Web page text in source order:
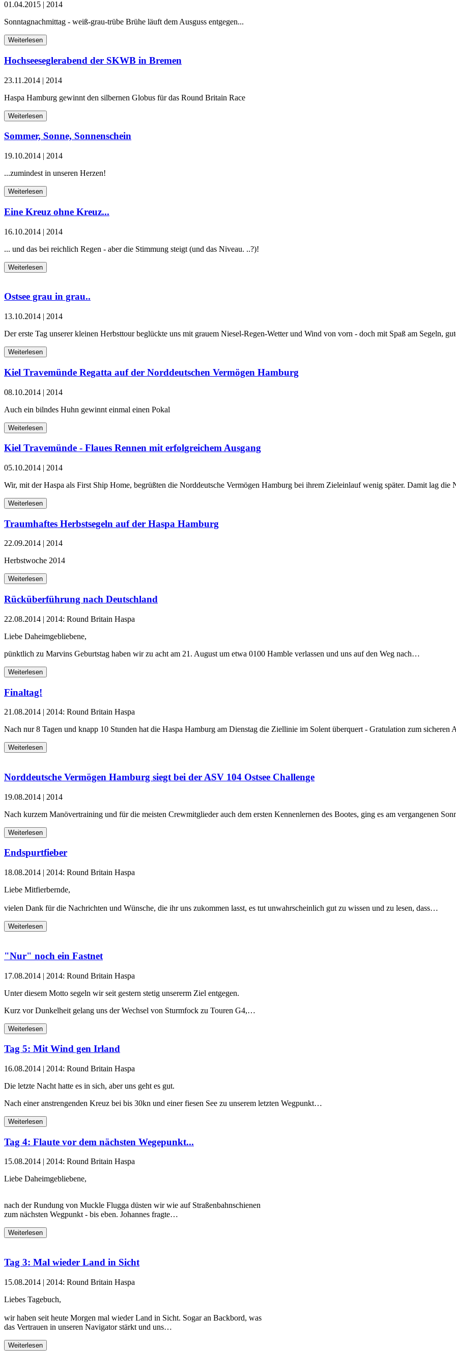
01.04.2015 | 2014
Sonntagnachmittag - weiß-grau-trübe Brühe läuft dem Ausguss entgegen...
Weiterlesen
Hochseeseglerabend der SKWB in Bremen
23.11.2014 | 2014
Haspa Hamburg gewinnt den silbernen Globus für das Round Britain Race
Weiterlesen
Sommer, Sonne, Sonnenschein
19.10.2014 | 2014
...zumindest in unseren Herzen!
Weiterlesen
Eine Kreuz ohne Kreuz...
16.10.2014 | 2014
... und das bei reichlich Regen - aber die Stimmung steigt (und das Niveau. ..?)!
Weiterlesen
Ostsee grau in grau..
13.10.2014 | 2014
Der erste Tag unserer kleinen Herbsttour beglückte uns mit grauem Niesel-Regen-Wetter und Wind von vorn - doch mit Spaß am Segeln,
Weiterlesen
Kiel Travemünde Regatta auf der Norddeutschen Vermögen Hamburg
08.10.2014 | 2014
Auch ein bilndes Huhn gewinnt einmal einen Pokal
Weiterlesen
Kiel Travemünde - Flaues Rennen mit erfolgreichem Ausgang
05.10.2014 | 2014
Wir, mit der Haspa als First Ship Home, begrüßten die Norddeutsche Vermögen Hamburg bei ihrem Zieleinlauf wenig später. Damit lag die
Weiterlesen
Traumhaftes Herbstsegeln auf der Haspa Hamburg
22.09.2014 | 2014
Herbstwoche 2014
Weiterlesen
Rücküberführung nach Deutschland
22.08.2014 | 2014: Round Britain Haspa
Liebe Daheimgebliebene,
pünktlich zu Marvins Geburtstag haben wir zu acht am 21. August um etwa 0100 Hamble verlassen und uns auf den Weg nach…
Weiterlesen
Finaltag!
21.08.2014 | 2014: Round Britain Haspa
Nach nur 8 Tagen und knapp 10 Stunden hat die Haspa Hamburg am Dienstag die Ziellinie im Solent überquert - Gratulation zum
Weiterlesen
Norddeutsche Vermögen Hamburg siegt bei der ASV 104 Ostsee Challenge
19.08.2014 | 2014
Nach kurzem Manövertraining und für die meisten Crewmitglieder auch dem ersten Kennenlernen des Bootes, ging es am vergangenen
Weiterlesen
Endspurtfieber
18.08.2014 | 2014: Round Britain Haspa
Liebe Mitfierbernde,
vielen Dank für die Nachrichten und Wünsche, die ihr uns zukommen lasst, es tut unwahrscheinlich gut zu wissen und zu lesen, dass…
Weiterlesen
"Nur" noch ein Fastnet
17.08.2014 | 2014: Round Britain Haspa
Unter diesem Motto segeln wir seit gestern stetig unsererm Ziel entgegen.
Kurz vor Dunkelheit gelang uns der Wechsel von Sturmfock zu Touren G4,…
Weiterlesen
Tag 5: Mit Wind gen Irland
16.08.2014 | 2014: Round Britain Haspa
Die letzte Nacht hatte es in sich, aber uns geht es gut.
Nach einer anstrengenden Kreuz bei bis 30kn und einer fiesen See zu unserem letzten Wegpunkt…
Weiterlesen
Tag 4: Flaute vor dem nächsten Wegepunkt...
15.08.2014 | 2014: Round Britain Haspa
Liebe Daheimgebliebene,
nach der Rundung von Muckle Flugga düsten wir wie auf Straßenbahnschienen
zum nächsten Wegpunkt - bis eben. Johannes fragte…
Weiterlesen
Tag 3: Mal wieder Land in Sicht
15.08.2014 | 2014: Round Britain Haspa
Liebes Tagebuch,
wir haben seit heute Morgen mal wieder Land in Sicht. Sogar an Backbord, was
das Vertrauen in unseren Navigator stärkt und uns…
Weiterlesen